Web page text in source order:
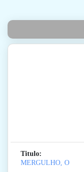
Titulo:
MERGULHO, O